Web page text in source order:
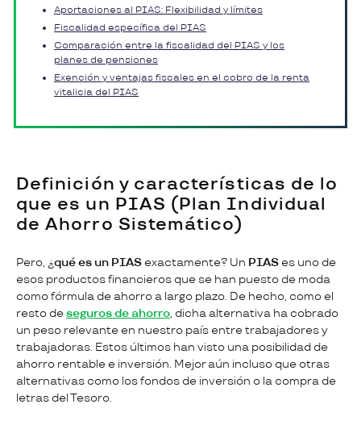
Aportaciones al PIAS: Flexibilidad y límites
Fiscalidad específica del PIAS
Comparación entre la fiscalidad del PIAS y los
planes de pensiones
Exención y ventajas fiscales en el cobro de la renta
vitalicia del PIAS
Definición y características de lo
que es un PIAS (Plan Individual
de Ahorro Sistemático)
Pero, ¿qué es un PIAS exactamente? Un PIAS es uno de
esos productos financieros que se han puesto de moda
como fórmula de ahorro a largo plazo. De hecho, como el
resto deseguros de ahorro, dicha alternativa ha cobrado
un peso relevante en nuestro país entre trabajadores y
trabajadoras. Estos últimos han visto una posibilidad de
ahorro rentable e inversión. Mejor aún incluso que otras
alternativas como los fondos de inversión o la compra de
letras del Tesoro.